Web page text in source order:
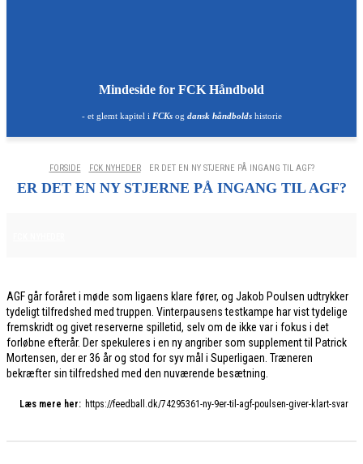
Mindeside for FCK Håndbold
- et glemt kapitel i FCKsog dansk håndboldshistorie
FORSIDE FCK NYHEDER ER DET EN NY STJERNE PÅ INGANG TIL AGF?
ER DET EN NY STJERNE PÅ INGANG TIL AGF?
AGF går foråret i møde som ligaens klare fører, og Jakob Poulsen udtrykker
tydeligt tilfredshed med truppen. Vinterpausens testkampe har vist tydelige
fremskridt og givet reserverne spilletid, selv om de ikke var i fokus i det
forløbne efterår. Der spekuleres i en ny angriber som supplement til Patrick
Mortensen, der er 36 år og stod for syv mål i Superligaen. Træneren
bekræfter sin tilfredshed med den nuværende besætning.
Læs mere her: https://feedball.dk/74295361-ny-9er-til-agf-poulsen-giver-klart-svar